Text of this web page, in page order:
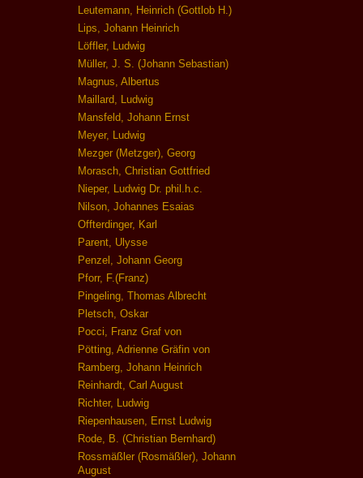
Leutemann, Heinrich (Gottlob H.)
Lips, Johann Heinrich
Löffler, Ludwig
Müller, J. S. (Johann Sebastian)
Magnus, Albertus
Maillard, Ludwig
Mansfeld, Johann Ernst
Meyer, Ludwig
Mezger (Metzger), Georg
Morasch, Christian Gottfried
Nieper, Ludwig Dr. phil.h.c.
Nilson, Johannes Esaias
Offterdinger, Karl
Parent, Ulysse
Penzel, Johann Georg
Pforr, F.(Franz)
Pingeling, Thomas Albrecht
Pletsch, Oskar
Pocci, Franz Graf von
Pötting, Adrienne Gräfin von
Ramberg, Johann Heinrich
Reinhardt, Carl August
Richter, Ludwig
Riepenhausen, Ernst Ludwig
Rode, B. (Christian Bernhard)
Rossmäßler (Rosmäßler), Johann
August